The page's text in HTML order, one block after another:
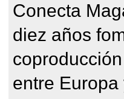
Conecta
diez años
entre